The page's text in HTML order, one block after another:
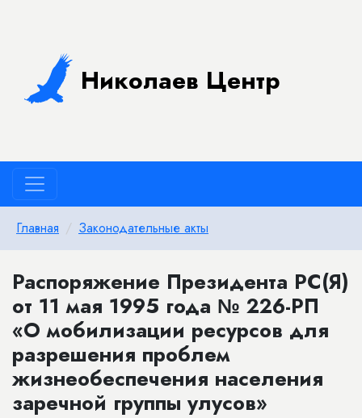
Николаев Центр
Главная Законодательные акты
Распоряжение Президента РС(Я)
от 11 мая 1995 года № 226-РП
«О мобилизации ресурсов для
разрешения проблем
жизнеобеспечения населения
заречной группы улусов»